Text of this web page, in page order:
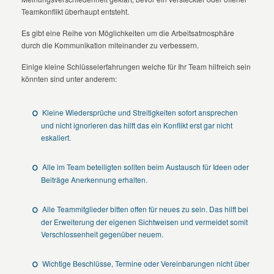
Teamkonflikt überhaupt entsteht.
Es gibt eine Reihe von Möglichkeiten um die Arbeitsatmosphäre
durch die Kommunikation miteinander zu verbessern.
Einige kleine Schlüsselerfahrungen welche für Ihr Team hilfreich sein
könnten sind unter anderem:
Kleine Wiedersprüche und Streitigkeiten sofort ansprechen
und nicht ignorieren das hilft das ein Konflikt erst gar nicht
eskaliert.
Alle im Team beteiligten sollten beim Austausch für Ideen oder
Beiträge Anerkennung erhalten.
Alle Teammitglieder bitten offen für neues zu sein. Das hilft bei
der Erweiterung der eigenen Sichtweisen und vermeidet somit
Verschlossenheit gegenüber neuem.
Wichtige Beschlüsse, Termine oder Vereinbarungen nicht über